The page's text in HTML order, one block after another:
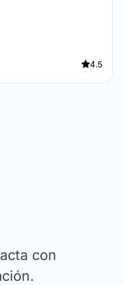
4.5
con